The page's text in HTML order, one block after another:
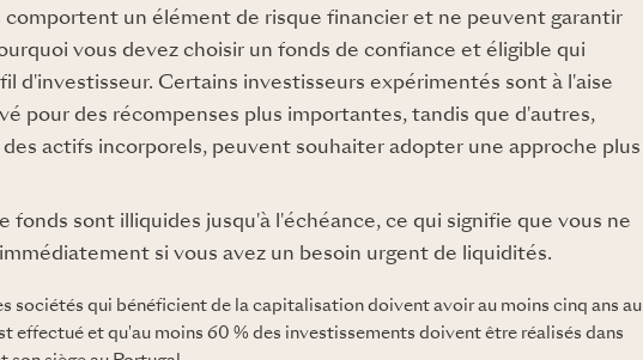
comportent un élément de risque financier et ne peuvent garantir
vous devez choisir un fonds de confiance et éligible qui
d'investisseur. Certains investisseurs expérimentés sont à l'aise
pour des récompenses plus importantes, tandis que d'autres,
actifs incorporels, peuvent souhaiter adopter une approche plus
fonds sont illiquides jusqu'à l'échéance, ce qui signifie que vous ne
si vous avez un besoin urgent de liquidités.
sociétés qui bénéficient de la capitalisation doivent avoir au moins cinq ans au
effectué et qu'au moins 60 % des investissements doivent être réalisés dans